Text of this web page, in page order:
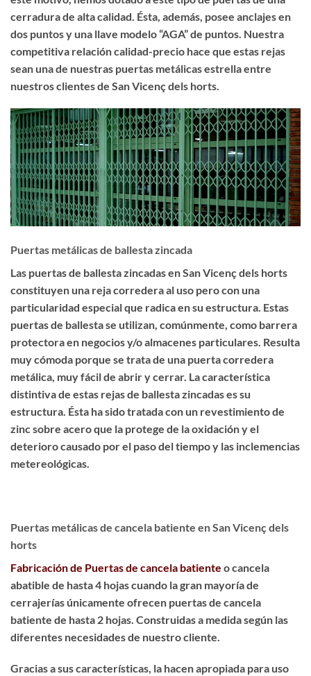
cerradura de alta calidad. Ésta, además, posee anclajes en
dos puntos y una llave modelo “AGA” de puntos. Nuestra
competitiva relación calidad-precio hace que estas rejas
sean una de nuestras puertas metálicas estrella entre
nuestros clientes de San Vicenç dels horts.
Puertas metálicas de ballesta zincada
Las puertas de ballesta zincadas en San Vicenç dels horts
constituyen una reja corredera al uso pero con una
particularidad especial que radica en su estructura. Estas
puertas de ballesta se utilizan, comúnmente, como barrera
protectora en negocios y/o almacenes particulares. Resulta
muy cómoda porque se trata de una puerta corredera
metálica, muy fácil de abrir y cerrar. La característica
distintiva de estas rejas de ballesta zincadas es su
estructura. Ésta ha sidotratada con un revestimiento de
zinc sobre aceroque la protege de la oxidación y el
deterioro causado por el paso del tiempo y las inclemencias
metereológicas.
Puertas metálicas de cancela batiente en San Vicenç dels
horts
Fabricación de Puertas de cancela batiente o cancela
abatible de hasta 4 hojas cuando la gran mayoría de
cerrajerías únicamente ofrecen puertas de cancela
batiente de hasta 2 hojas. Construidas a medida según las
diferentes necesidades de nuestro cliente.
Gracias a sus características, la hacen apropiada para uso